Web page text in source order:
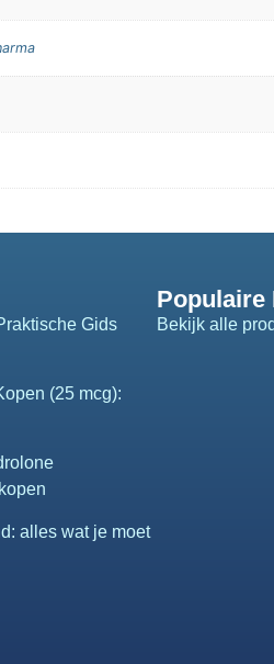
Gids
(25 mcg):
alles wat je moet
Populaire
Bekijk alle